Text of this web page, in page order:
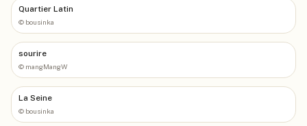
Quartier Latin
© bousinka
sourire
© mangMangW
La Seine
© bousinka